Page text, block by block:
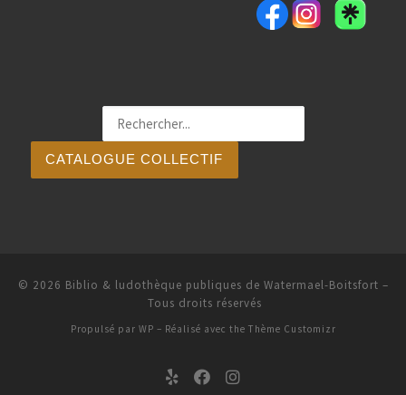
CATALOGUE COLLECTIF
© 2026 Biblio & ludothèque publiques de Watermael-Boitsfort –
Tous droits réservés
Propulsé par WP – Réalisé avec the Thème Customizr